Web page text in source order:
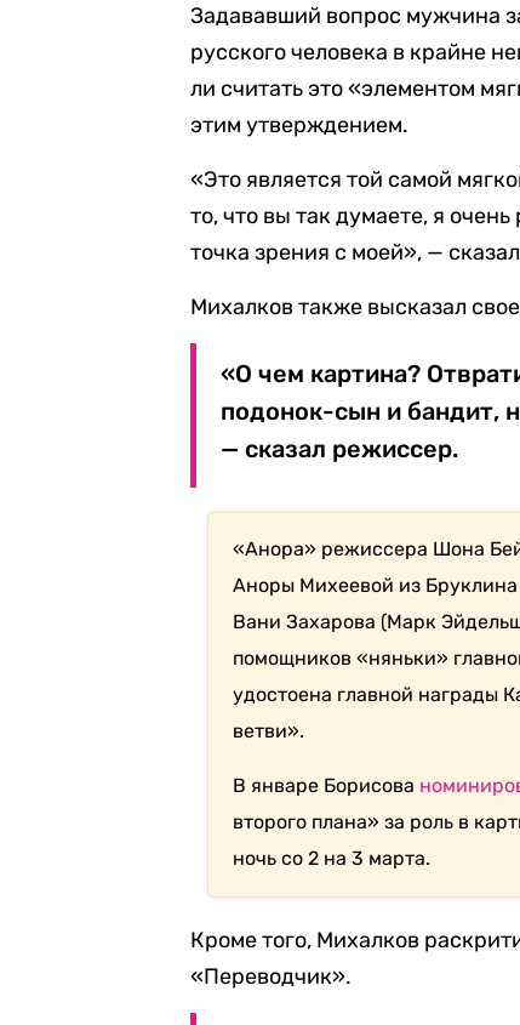
Задававший вопрос мужчина
русского человека в крайне
ли считать это «элементом
этим утверждением.
«Это является той самой
то, что вы так думаете, я
точка зрения с моей», —
Михалков также высказал
«О чем картина?
подонок-сын и бандит,
— сказал режиссер.
«Анора» режиссера Шона
Аноры Михеевой из
Вани Захарова (Марк
помощников «няньки»
удостоена главной награды
ветви».
В январе Борисова
второго плана» за роль в
ночь со 2 на 3 марта.
Кроме того, Михалков
«Переводчик».